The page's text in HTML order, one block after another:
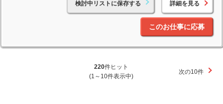
検討中リストに保存する 詳細を見る
このお仕事に応募
220件ヒット
(1～10件表示中)
次の10件